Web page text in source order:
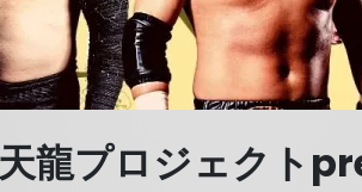
龍プロジェクト